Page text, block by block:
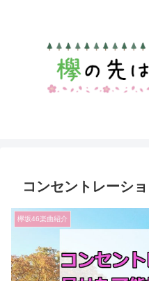
コンセントレーシ
欅坂46楽曲紹介